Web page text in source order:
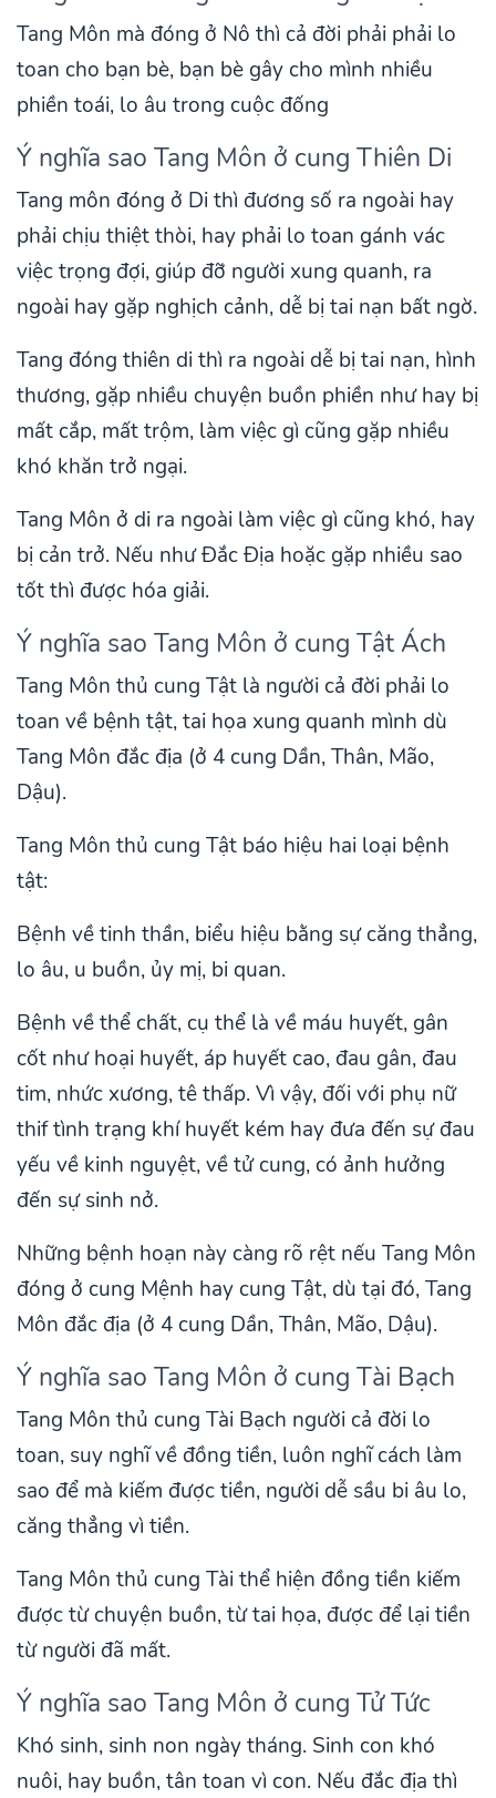
Tang Môn mà đóng ở Nô thì cả đời phải phải lo
toan cho bạn bè, bạn bè gây cho mình nhiều
phiền toái, lo âu trong cuộc đống
Ý nghĩa sao Tang Môn ở cung Thiên Di
Tang môn đóng ở Di thì đương số ra ngoài hay
phải chịu thiệt thòi, hay phải lo toan gánh vác
việc trọng đợi, giúp đỡ người xung quanh, ra
ngoài hay gặp nghịch cảnh, dễ bị tai nạn bất ngờ.
Tang đóng thiên di thì ra ngoài dễ bị tai nạn, hình
thương, gặp nhiều chuyện buồn phiền như hay bị
mất cắp, mất trộm, làm việc gì cũng gặp nhiều
khó khăn trở ngại.
Tang Môn ở di ra ngoài làm việc gì cũng khó, hay
bị cản trở. Nếu như Đắc Địa hoặc gặp nhiều sao
tốt thì được hóa giải.
Ý nghĩa sao Tang Môn ở cung Tật Ách
Tang Môn thủ cung Tật là người cả đời phải lo
toan về bệnh tật, tai họa xung quanh mình dù
Tang Môn đắc địa (ở 4 cung Dần, Thân, Mão,
Dậu).
Tang Môn thủ cung Tật báo hiệu hai loại bệnh
tật:
Bệnh về tinh thần, biểu hiệu bằng sự căng thẳng,
lo âu, u buồn, ủy mị, bi quan.
Bệnh về thể chất, cụ thể là về máu huyết, gân
cốt như hoại huyết, áp huyết cao, đau gân, đau
tim, nhức xương, tê thấp. Vì vậy, đối với phụ nữ
thif tình trạng khí huyết kém hay đưa đến sự đau
yếu về kinh nguyệt, về tử cung, có ảnh hưởng
đến sự sinh nở.
Những bệnh hoạn này càng rõ rệt nếu Tang Môn
đóng ở cung Mệnh hay cung Tật, dù tại đó, Tang
Môn đắc địa (ở 4 cung Dần, Thân, Mão, Dậu).
Ý nghĩa sao Tang Môn ở cung Tài Bạch
Tang Môn thủ cung Tài Bạch người cả đời lo
toan, suy nghĩ về đồng tiền, luôn nghĩ cách làm
sao để mà kiếm được tiền, người dễ sầu bi âu lo,
căng thẳng vì tiền.
Tang Môn thủ cung Tài thể hiện đồng tiền kiếm
được từ chuyện buồn, từ tai họa, được để lại tiền
từ người đã mất.
Ý nghĩa sao Tang Môn ở cung Tử Tức
Khó sinh, sinh non ngày tháng. Sinh con khó
nuôi, hay buồn, tân toan vì con. Nếu đắc địa thì